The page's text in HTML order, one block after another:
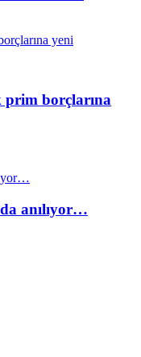
prim borçlarına
anılıyor…